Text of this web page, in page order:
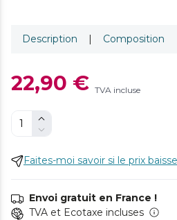
Description | Composition
22,90 € TVA incluse
Faites-moi savoir si le prix baisse
Envoi gratuit en France !
TVA et Ecotaxe incluses